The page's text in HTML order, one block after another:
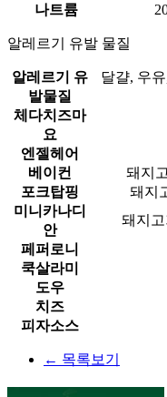
나트륨
알레르기 유발 물질
알레르기 유
발물질
달걀, 우
체다치즈마
요
엔젤헤어
베이컨
돼지
포크탑핑
돼지
미니카나디
안
돼지
페퍼로니
쿡살라미
도우
치즈
피자소스
← 목록보기